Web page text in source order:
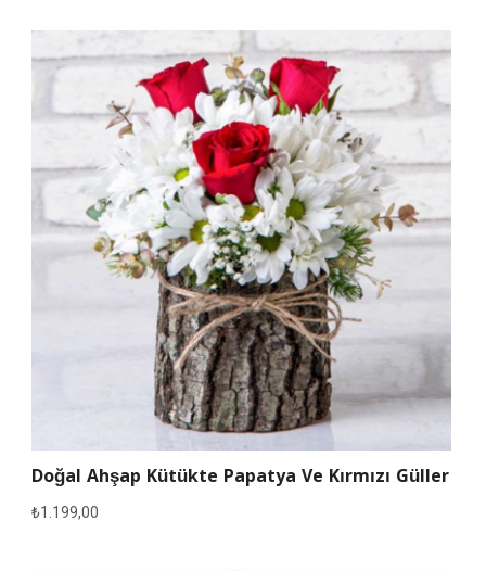
Doğal Ahşap Kütükte Papatya Ve Kırmızı Güller
₺1.199,00